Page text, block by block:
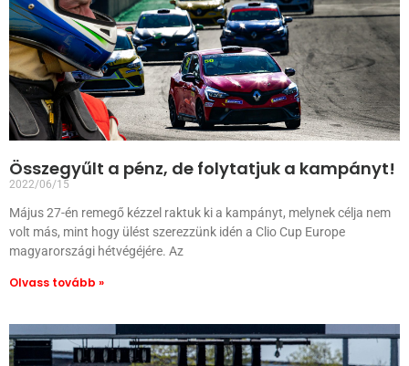
Összegyűlt a pénz, de folytatjuk a kampányt!
2022/06/15
Május 27-én remegő kézzel raktuk ki a kampányt, melynek célja nem
volt más, mint hogy ülést szerezzünk idén a Clio Cup Europe
magyarországi hétvégéjére. Az
Olvass tovább »